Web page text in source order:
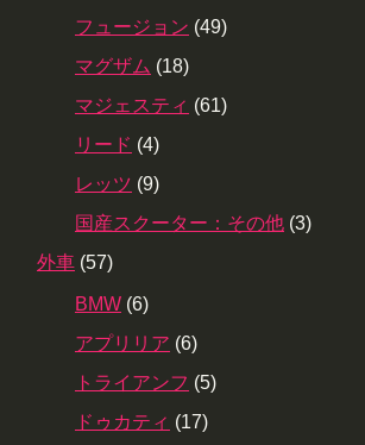
フュージョン (49)
マグザム (18)
マジェスティ (61)
リード (4)
レッツ (9)
国産スクーター：その他 (3)
外車 (57)
BMW (6)
アプリリア (6)
トライアンフ (5)
ドゥカティ (17)